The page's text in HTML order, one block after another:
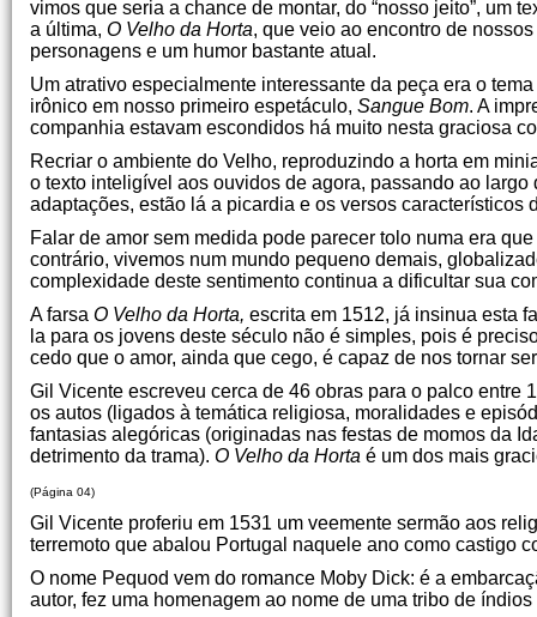
vimos que seria a chance de montar, do “nosso jeito”, um
a última, O Velho da Horta, que veio ao encontro de
personagens e um humor bastante atual.
Um atrativo especialmente interessante da peça era o
irônico em nosso primeiro espetáculo, Sangue Bom. A
companhia estavam escondidos há muito nesta graciosa
Recriar o ambiente do Velho, reproduzindo a horta em
o texto inteligível aos ouvidos de agora, passando ao
adaptações, estão lá a picardia e os versos
Falar de amor sem medida pode parecer tolo numa era
contrário, vivemos num mundo pequeno demais,
complexidade deste sentimento continua a dificultar sua
A farsa O Velho da Horta, escrita em 1512, já insinua esta
la para os jovens deste século não é simples, pois é
cedo que o amor, ainda que cego, é capaz de nos tornar
Gil Vicente escreveu cerca de 46 obras para o palco entre
os autos (ligados à temática religiosa, moralidades e
fantasias alegóricas (originadas nas festas de momos da
detrimento da trama). O Velho da Horta é um dos mais
(Página 04)
Gil Vicente proferiu em 1531 um veemente sermão aos
terremoto que abalou Portugal naquele ano como castigo
O nome Pequod vem do romance Moby Dick: é a
autor, fez uma homenagem ao nome de uma tribo de